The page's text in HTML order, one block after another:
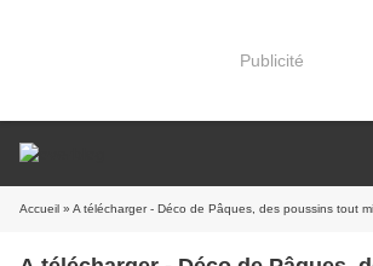
Publicité
Accueil » A télécharger - Déco de Pâques, des poussins tout